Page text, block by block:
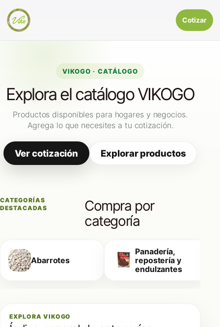
Cotizar
VIKOGO · CATÁLOGO
Explora el catálogo VIKOGO
Productos disponibles para hogares y negocios.
Agrega lo que necesites a tu cotización.
Ver cotización Explorar productos
CATEGORÍAS
DESTACADAS
Compra por
categoría
Abarrotes
Panadería,
repostería y
endulzantes
EXPLORA VIKOGO